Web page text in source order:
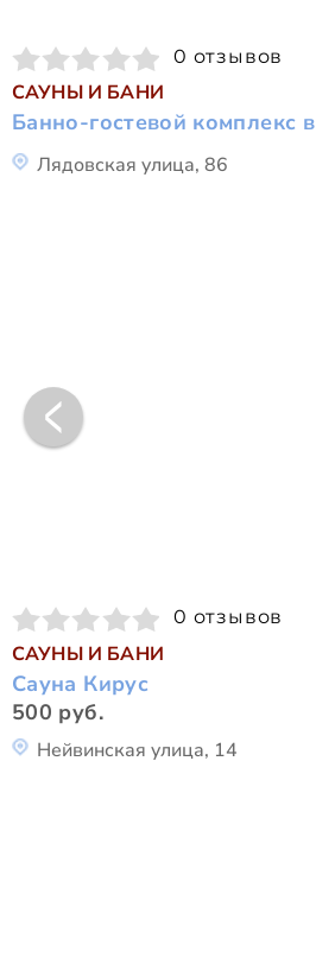
0 отзывов
САУНЫ И БАНИ
Банно-гостевой комплекс в
Лядовская улица, 86
0 отзывов
САУНЫ И БАНИ
Сауна Кирус
500 руб.
Нейвинская улица, 14